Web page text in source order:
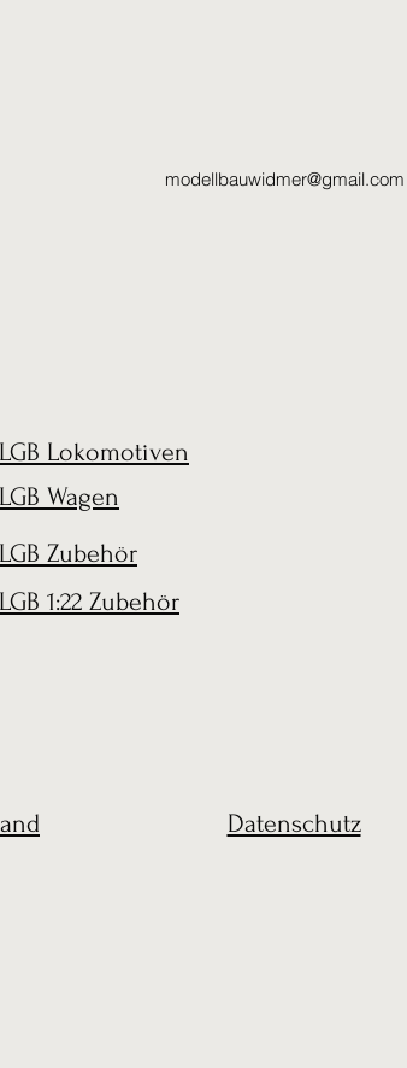
modellbauwidmer@gmail.com
LGB Lokomotiven
LGB Wagen
LGB Zubehör
LGB 1:22 Zubehör
Datenschutz